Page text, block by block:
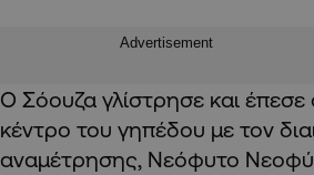
Advertisement
Ο Σόουζα γλίστρησε και
κέντρο του γηπέδου με τον
αναμέτρησης, Νεόφυτο